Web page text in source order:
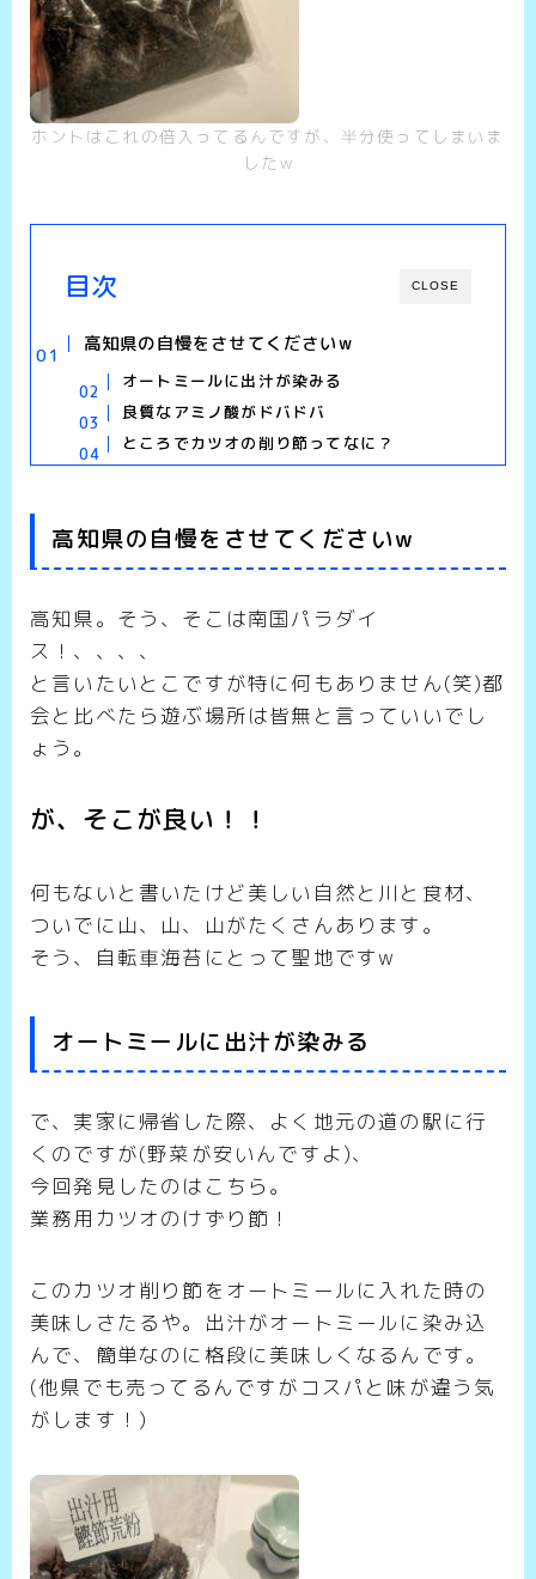
ホントはこれの倍入ってるんですが、半分使ってしまいま
したw
CLOSE
目次
高知県の自慢をさせてくださいw
オートミールに出汁が染みる
良質なアミノ酸がドバドバ
ところでカツオの削り節ってなに？
高知県の自慢をさせてくださいw
高知県。そう、そこは南国パラダイ
ス！、、、、
と言いたいとこですが特に何もありません(笑)都
会と比べたら遊ぶ場所は皆無と言っていいでし
ょう。
が、そこが良い！！
何もないと書いたけど美しい自然と川と食材、
ついでに山、山、山がたくさんあります。
そう、自転車海苔にとって聖地ですw
オートミールに出汁が染みる
で、実家に帰省した際、よく地元の道の駅に行
くのですが(野菜が安いんですよ)、
今回発見したのはこちら。
業務用カツオのけずり節！
このカツオ削り節をオートミールに入れた時の
美味しさたるや。出汁がオートミールに染み込
んで、簡単なのに格段に美味しくなるんです。
(他県でも売ってるんですがコスパと味が違う気
がします！)